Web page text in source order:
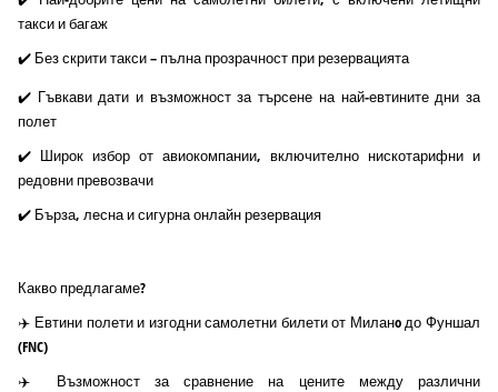
такси и багаж
✔️ Без скрити такси – пълна прозрачност при резервацията
✔️ Гъвкави дати и възможност за търсене на най-евтините дни за
полет
✔️ Широк избор от авиокомпании, включително нискотарифни и
редовни превозвачи
✔️ Бърза, лесна и сигурна онлайн резервация
Какво предлагаме?
✈️ Евтини полети и изгодни самолетни билети от Миланo до Фуншал
(FNC)
✈️ Възможност за сравнение на цените между различни